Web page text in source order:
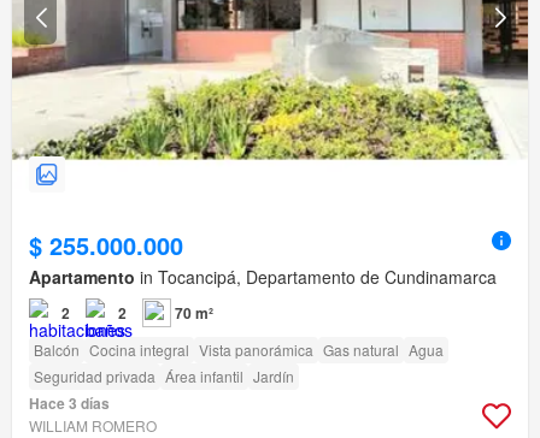
$ 255.000.000
Apartamento in Tocancipá, Departamento de Cundinamarca
2 2 70 m²
Balcón Cocina integral Vista panorámica Gas natural Agua
Seguridad privada Área infantil Jardín
Hace 3 días
WILLIAM ROMERO